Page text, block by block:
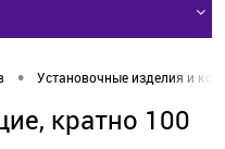
• Установочные изделия и
кратно 100